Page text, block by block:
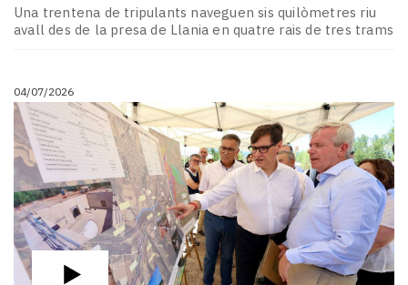
Una trentena de tripulants naveguen sis quilòmetres riu
avall des de la presa de Llania en quatre rais de tres trams
04/07/2026